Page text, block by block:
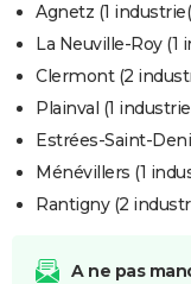
FORUM
Bricolage
Lifestyle
Culture
Sport
Auto
Television
Voyage
Cinema
Agnetz (1
La Neuville-Roy (1
Clermont (2
Plainval (1
Estrées-Saint-
Ménévillers (1
Rantigny (2
A ne pas